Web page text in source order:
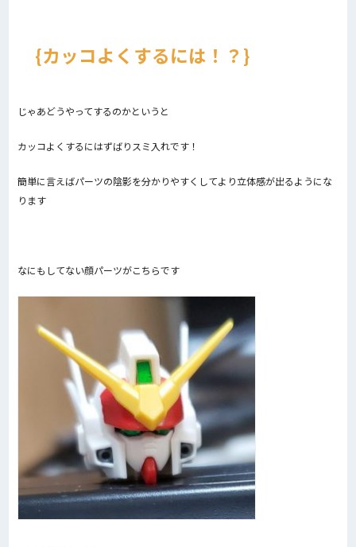
カッコよくするには！？
じゃあどうやってするのかというと
カッコよくするにはずばりスミ入れです！
簡単に言えばパーツの陰影を分かりやすくしてより立体感が出るようにな
ります
なにもしてない顔パーツがこちらです